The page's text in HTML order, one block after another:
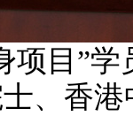
目”学
、香